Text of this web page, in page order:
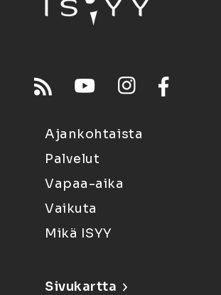
Ajankohtaista
Palvelut
Vapaa-aika
Vaikuta
Mikä ISYY
Sivukartta